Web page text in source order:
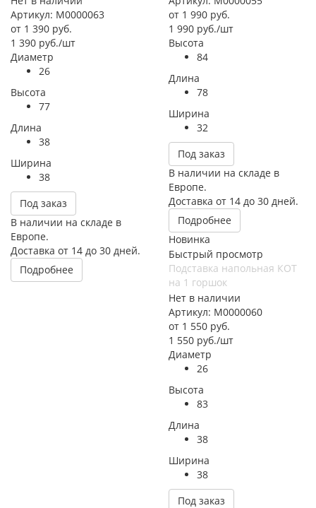
Артикул: М0000063
от 1 390 руб.
1 390 руб./шт
Диаметр
26
Высота
77
Длина
38
Ширина
38
Под заказ
В наличии на складе в
Европе.
Доставка от 14 до 30 дней.
Подробнее
от 1 990 руб.
1 990 руб./шт
Высота
84
Длина
78
Ширина
32
Под заказ
В наличии на складе в
Европе.
Доставка от 14 до 30 дней.
Подробнее
Новинка
Быстрый просмотр
Подставка напольная КОТ
на 1 горшок
Нет в наличии
Артикул: М0000060
от 1 550 руб.
1 550 руб./шт
Диаметр
26
Высота
83
Длина
38
Ширина
38
Под заказ